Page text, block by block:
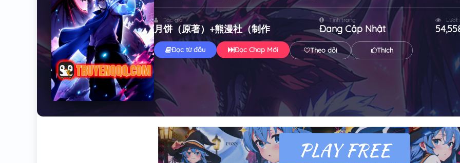
Tác giả
月饼（原著）+熊漫社（制作
Tình trạng
Đang Cập Nhật
Lượt
Đọc từ đầu Đọc Chap Mới Theo dõi Thích